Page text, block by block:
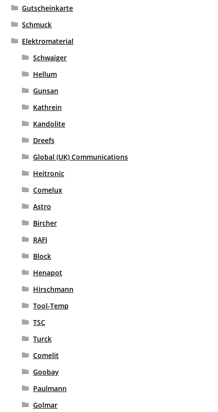
Gutscheinkarte
Schmuck
Elektromaterial
Schwaiger
Hellum
Gunsan
Kathrein
Kandolite
Dreefs
Global (UK) Communications
Heitronic
Comelux
Astro
Bircher
RAFI
Block
Henapot
Hirschmann
Tool-Temp
TSC
Turck
Comelit
Goobay
Paulmann
Golmar